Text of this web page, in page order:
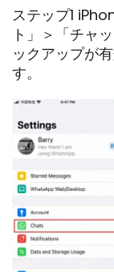
ステップ1
ト」＞「チャ
ックアップが
す。